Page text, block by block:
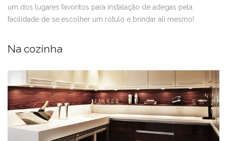
um dos lugares favoritos para instalação de adegas pela
facilidade de se escolher um rótulo e brindar ali mesmo!
Na cozinha